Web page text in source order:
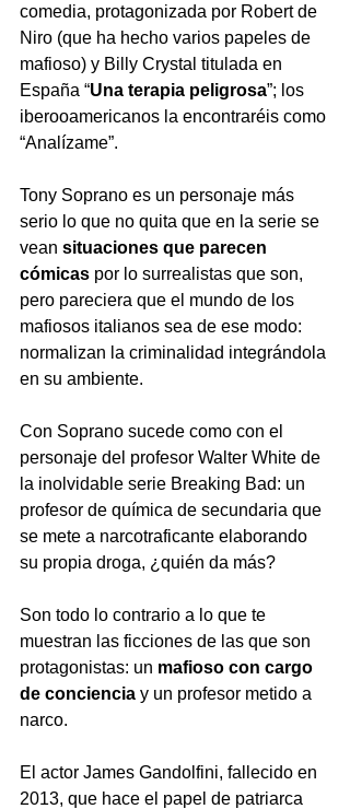
comedia, protagonizada por Robert de
Niro (que ha hecho varios papeles de
mafioso) y Billy Crystal titulada en
España “Una terapia peligrosa”; los
iberooamericanos la encontraréis como
“Analízame”.
Tony Soprano es un personaje más
serio lo que no quita que en la serie se
vean situaciones que parecen
cómicas por lo surrealistas que son,
pero pareciera que el mundo de los
mafiosos italianos sea de ese modo:
normalizan la criminalidad integrándola
en su ambiente.
Con Soprano sucede como con el
personaje del profesor Walter White de
la inolvidable serie Breaking Bad: un
profesor de química de secundaria que
se mete a narcotraficante elaborando
su propia droga, ¿quién da más?
Son todo lo contrario a lo que te
muestran las ficciones de las que son
protagonistas: un mafioso con cargo
de conciencia y un profesor metido a
narco.
El actor James Gandolfini, fallecido en
2013, que hace el papel de patriarca